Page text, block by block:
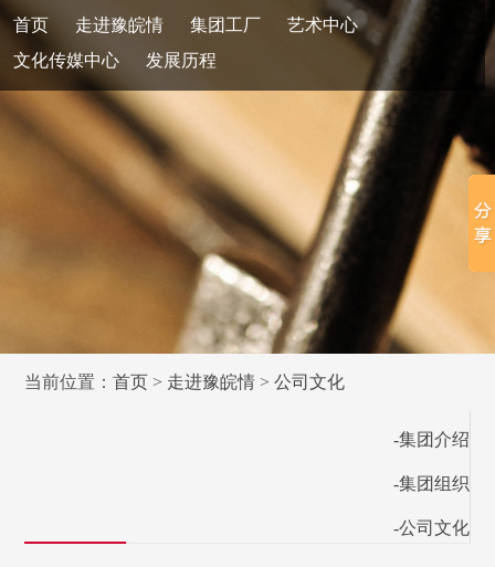
首页 走进豫皖情 集团工厂
艺术中心
文化传媒中心
发展历程
当前位置：首页 > 走进豫皖情 >公司文化
-集团介绍
-集团组织
-公司文化